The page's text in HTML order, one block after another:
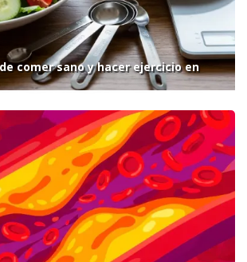
comer sano y hacer ejercicio en